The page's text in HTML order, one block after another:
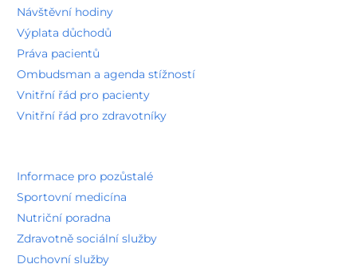
Návštěvní hodiny
Výplata důchodů
Práva pacientů
Ombudsman a agenda stížností
Vnitřní řád pro pacienty
Vnitřní řád pro zdravotníky
Informace pro pozůstalé
Sportovní medicína
Nutriční poradna
Zdravotně sociální služby
Duchovní služby